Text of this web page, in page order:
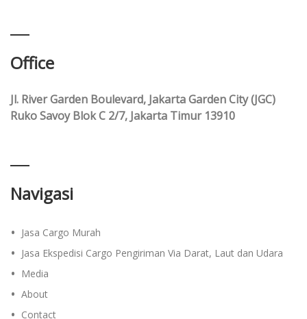
Office
Jl. River Garden Boulevard, Jakarta Garden City (JGC)
Ruko Savoy Blok C 2/7, Jakarta Timur 13910
Navigasi
Jasa Cargo Murah
Jasa Ekspedisi Cargo Pengiriman Via Darat, Laut dan Udara
Media
About
Contact